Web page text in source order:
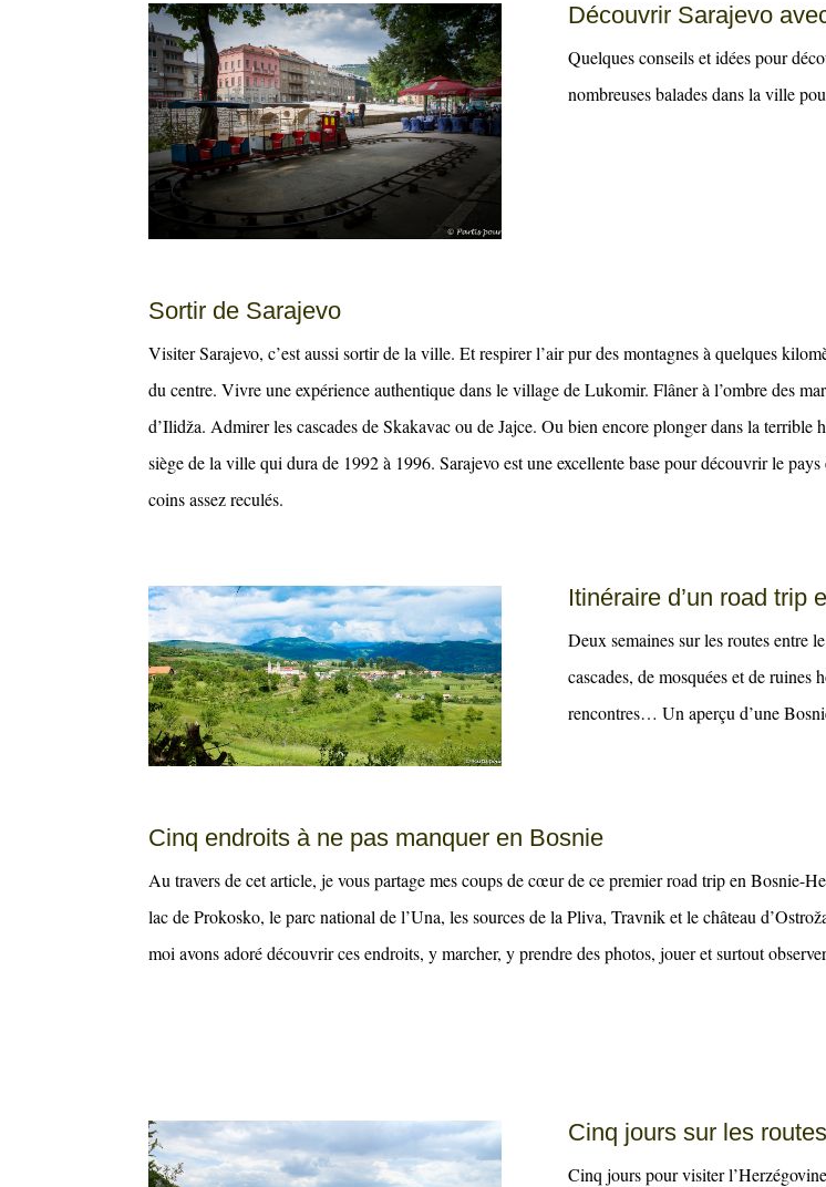
Découvrir Sarajevo
Quelques conseils et idées pour
nombreuses balades dans la ville
Sortir de Sarajevo
Visiter Sarajevo, c’est aussi sortir de la ville. Et respirer l’air pur des montagnes à quelques
du centre. Vivre une expérience authentique dans le village de Lukomir. Flâner à l’ombre des
d’Ilidža. Admirer les cascades de Skakavac ou de Jajce. Ou bien encore plonger dans la terrible
siège de la ville qui dura de 1992 à 1996. Sarajevo est une excellente base pour découvrir le pays
coins assez reculés.
Itinéraire d’un road trip
Deux semaines sur les routes entre
cascades, de mosquées et de
rencontres… Un aperçu d’une
Cinq endroits à ne pas manquer en Bosnie
Au travers de cet article, je vous partage mes coups de cœur de ce premier road trip en Bosnie-
lac de Prokosko, le parc national de l’Una, les sources de la Pliva, Travnik et le château
moi avons adoré découvrir ces endroits, y marcher, y prendre des photos, jouer et surtout
Cinq jours sur les
Cinq jours pour visiter